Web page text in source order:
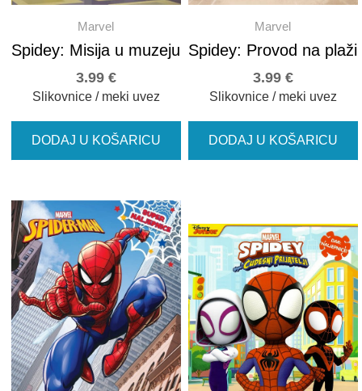
Marvel
Spidey: Misija u muzeju
3.99 €
Slikovnice / meki uvez
DODAJ U KOŠARICU
Marvel
Spidey: Provod na plaži
3.99 €
Slikovnice / meki uvez
DODAJ U KOŠARICU